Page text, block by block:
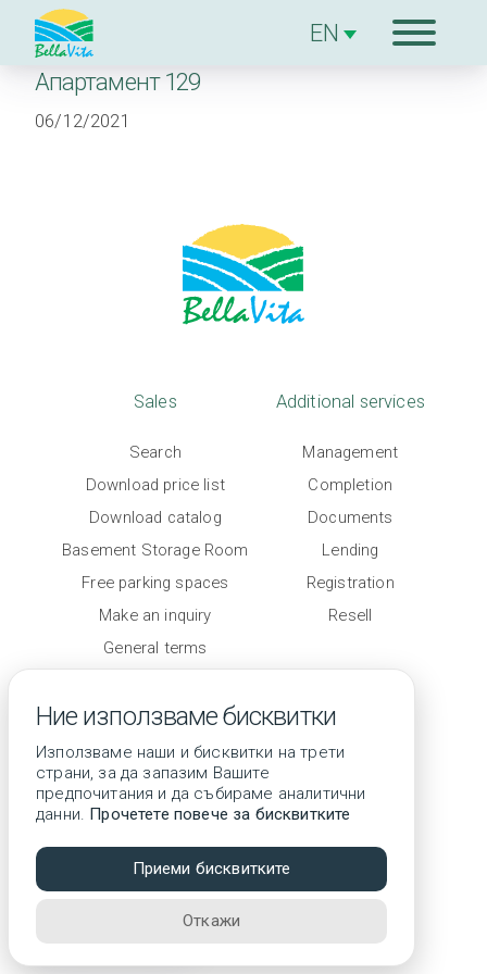
complex
Апартамент 129
06/12/2021
Sales
Search
Download price list
Download catalog
Basement Storage Room
Free parking spaces
Make an inquiry
General terms
Additional services
Management
Completion
Documents
Lending
Registration
Resell
© 2026 All rights reserved
Ние използваме бисквитки
Използваме наши и бисквитки на трети
страни, за да запазим Вашите
предпочитания и да събираме аналитични
данни. Прочетете повече за бисквитките
Приеми бисквитките
Откажи